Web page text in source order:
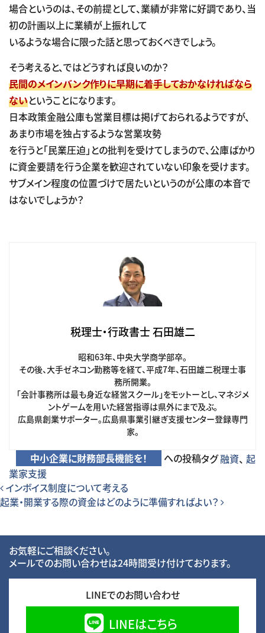
場合というのは、その前提として、業績が非常に好調であり、当
初の計画以上に業績が上振れして
いるような場合に限った話と思っておくべきでしょう。
そう考えると、ではどうすれば良いのか？
民間のメインバンク作りに早期に着手しておかなければなら
ないということになります。
日本政策金融公庫も営業目標は掲げておられるようですが、
あまり市場を独占するような営業攻勢
を行うと「民業圧迫」との批判を受けてしまうので、公庫ばかり
に資金要請を行う企業を歓迎されていない印象を受けます。
サブメイン程度の位置づけで居たいというのが公庫の本音で
はないでしょうか？
税理士・行政書士 石田雄二
昭和63年、中央大学商学部卒。
その後、大手ゼネコン勤務等を経て、平成7年、石田雄二税理士事
務所開業。
「会計事務所は最も身近な経営スクール」をモットーとし、マネジメ
ントゲームを用いた経営指導は県外にまで及ぶ。
広島県創業サポーター。広島県事業引継ぎ支援センター登録専門
家。
中小企業に財務部長機能を！ への投稿タグ融資、 起
業家支援
投稿ナビゲーション
インボイス制度について考える
起業・開業する際の資金はどのように準備すればよい？
お気軽にご相談ください。
メールでのお問い合わせは24時間受け付けております。
LINEでのお問い合わせ
LINEはこちら